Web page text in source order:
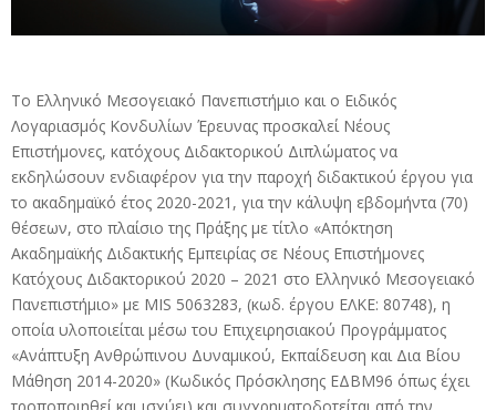
Το Ελληνικό Μεσογειακό Πανεπιστήμιο και ο Ειδικός
Λογαριασμός Κονδυλίων Έρευνας προσκαλεί Νέους
Επιστήμονες, κατόχους Διδακτορικού Διπλώματος να
εκδηλώσουν ενδιαφέρον για την παροχή διδακτικού έργου για
το ακαδημαϊκό έτος 2020-2021, για την κάλυψη εβδομήντα (70)
θέσεων, στο πλαίσιο της Πράξης με τίτλο «Απόκτηση
Ακαδημαϊκής Διδακτικής Εμπειρίας σε Νέους Επιστήμονες
Κατόχους Διδακτορικού 2020 – 2021 στο Ελληνικό Μεσογειακό
Πανεπιστήμιο» με ΜΙS 5063283, (κωδ. έργου ΕΛΚΕ: 80748), η
οποία υλοποιείται μέσω του Επιχειρησιακού Προγράμματος
«Ανάπτυξη Ανθρώπινου Δυναμικού, Εκπαίδευση και Δια Βίου
Μάθηση 2014-2020» (Κωδικός Πρόσκλησης ΕΔΒΜ96 όπως έχει